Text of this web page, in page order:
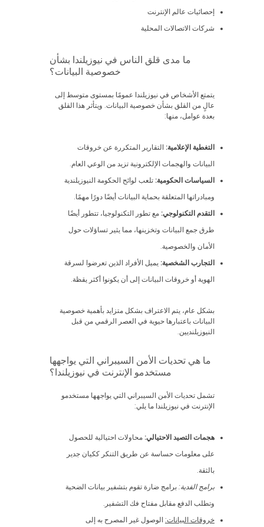
إحصائيات عالم الإنترنت
شركات الاتصالات المحلية
ما مدى قلق الناس في نيوزيلندا بشأن
خصوصية البيانات؟
يتمتع الأشخاص في نيوزيلندا عمومًا بمستوى متوسط إلى
عالٍ من القلق بشأن خصوصية البيانات. ويتأثر هذا القلق
بعدة عوامل، منها:
التغطية الإعلامية: التقارير المتكررة عن خروقات
البيانات والهجمات الإلكترونية تزيد من الوعي العام.
السياسات الحكومية: تلعب لوائح الحكومة النيوزيلندية
ومبادراتها المتعلقة بحماية البيانات أيضًا دورًا مهمًا.
التقدم التكنولوجي: مع تطور التكنولوجيا، تتطور أيضًا
طرق جمع البيانات وتخزينها، مما يثير تساؤلات حول
الأمان والخصوصية.
التجارب الشخصية: يميل الأفراد الذين تعرضوا لسرقة
الهوية أو خروقات البيانات إلى أن يكونوا أكثر يقظة.
بشكل عام، يتم الاعتراف بشكل متزايد بأهمية خصوصية
البيانات باعتبارها حيوية في العصر الرقمي من قبل
النيوزيلنديين.
ما هي تحديات الأمن السيبراني التي يواجهها
مستخدمو الإنترنت في نيوزيلندا؟
تشمل تحديات الأمن السيبراني التي يواجهها مستخدمو
الإنترنت في نيوزيلندا ما يلي:
هجمات التصيد الاحتيالي: محاولات احتيالية للحصول
على معلومات حساسة عن طريق التنكر ككيان جدير
بالثقة.
برامج الفدية: برامج ضارة تقوم بتشفير بيانات الضحية
وتطلب الدفع مقابل مفتاح فك التشفير.
خروقات البيانات: الوصول غير المصرح به إلى